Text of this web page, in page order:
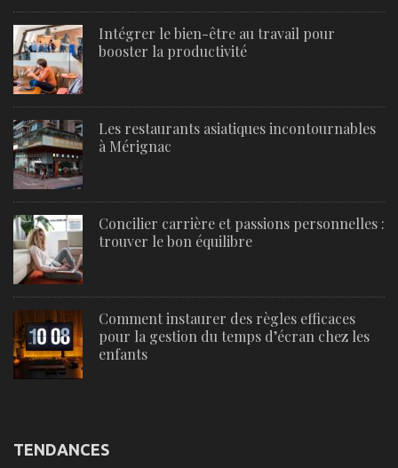
Intégrer le bien-être au travail pour
booster la productivité
Les restaurants asiatiques incontournables
à Mérignac
Concilier carrière et passions personnelles :
trouver le bon équilibre
Comment instaurer des règles efficaces
pour la gestion du temps d’écran chez les
enfants
TENDANCES